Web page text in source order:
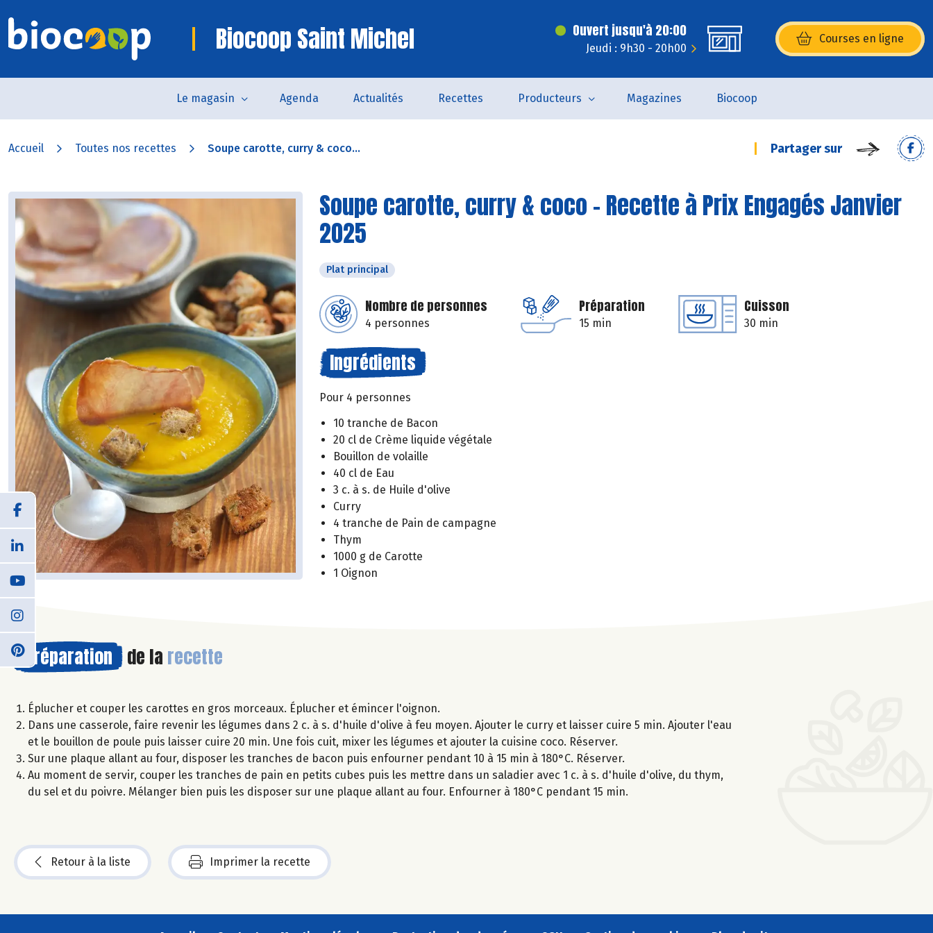
Biocoop Saint Michel Ouvert jusqu'à 20:00
Jeudi : 9h30 - 20h00
Courses en ligne
(s’ouvre dans une nouvelle
Le magasin Agenda Actualités Recettes Producteurs Magazines Biocoop
Accueil Toutes nos recettes Soupe carotte, curry & coco... Partager sur
Soupe carotte, curry & coco - Recette à Prix Engagés Janvier
2025
Plat principal
Nombre de personnes
4 personnes
Préparation
15 min
Cuisson
30 min
Ingrédients
Pour 4 personnes
10 tranche de Bacon
20 cl de Crème liquide végétale
Bouillon de volaille
40 cl de Eau
3 c. à s. de Huile d'olive
Curry
4 tranche de Pain de campagne
Thym
1000 g de Carotte
1 Oignon
Préparation de la recette
Éplucher et couper les carottes en gros morceaux. Éplucher et émincer l'oignon.
Dans une casserole, faire revenir les légumes dans 2 c. à s. d'huile d'olive à feu moyen. Ajouter le curry et laisser cuire 5 min. Ajouter l'eau
et le bouillon de poule puis laisser cuire 20 min. Une fois cuit, mixer les légumes et ajouter la cuisine coco. Réserver.
Sur une plaque allant au four, disposer les tranches de bacon puis enfourner pendant 10 à 15 min à 180°C. Réserver.
Au moment de servir, couper les tranches de pain en petits cubes puis les mettre dans un saladier avec 1 c. à s. d'huile d'olive, du thym,
du sel et du poivre. Mélanger bien puis les disposer sur une plaque allant au four. Enfourner à 180°C pendant 15 min.
Retour à la liste Imprimer la recette